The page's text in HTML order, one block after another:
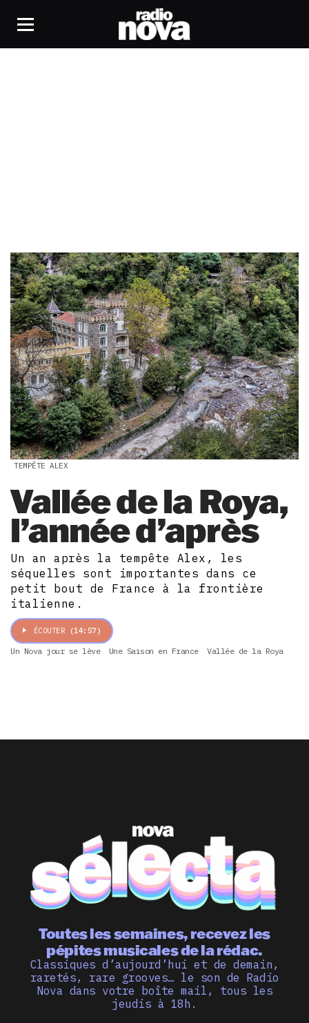
TEMPÊTE ALEX
Vallée de la Roya,
l’année d’après
Un an après la tempête Alex, les
séquelles sont importantes dans ce
petit bout de France à la frontière
italienne.
ÉCOUTER (14:57)
Un Nova jour se lève Une Saison en France Vallée de la Roya
Toutes les semaines, recevez les
pépites musicales de la rédac.
Classiques d’aujourd’hui et de demain,
raretés, rare grooves… le son de Radio
Nova dans votre boîte mail, tous les
jeudis à 18h.